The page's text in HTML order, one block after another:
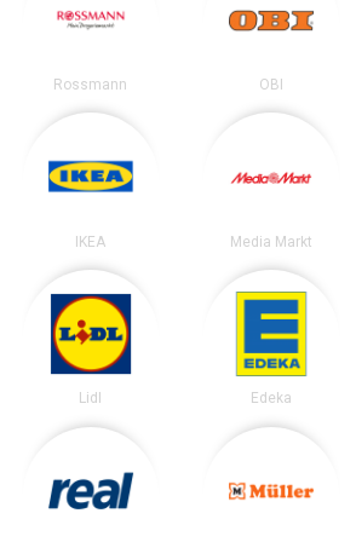
Rossmann OBI
IKEA Media Markt
Lidl Edeka